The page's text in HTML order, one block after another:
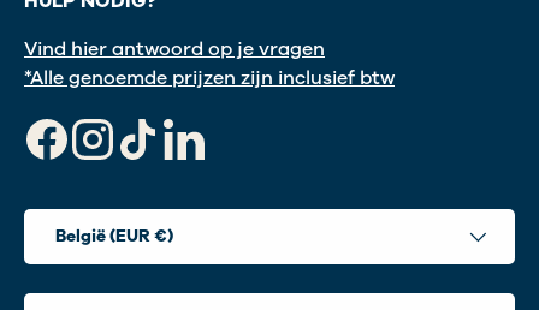
Vind hier antwoord op je vragen
*Alle genoemde prijzen zijn inclusief btw
FacebookInstagram
TikTokLinkedIn
Land/Regio
België (EUR €)